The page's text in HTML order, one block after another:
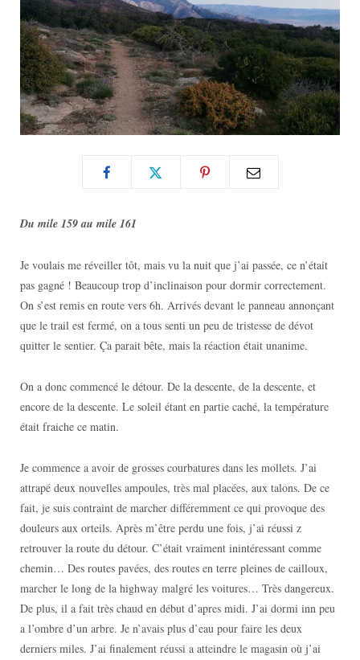
Du mile 159 au mile 161
Je voulais me réveiller tôt, mais vu la nuit que j’ai passée, ce n’était
pas gagné ! Beaucoup trop d’inclinaison pour dormir correctement.
On s’est remis en route vers 6h. Arrivés devant le panneau annonçant
que le trail est fermé, on a tous senti un peu de tristesse de dévot
quitter le sentier. Ça parait bête, mais la réaction était unanime.
On a donc commencé le détour. De la descente, de la descente, et
encore de la descente. Le soleil étant en partie caché, la température
était fraiche ce matin.
Je commence a avoir de grosses courbatures dans les mollets. J’ai
attrapé deux nouvelles ampoules, très mal placées, aux talons. De ce
fait, je suis contraint de marcher différemment ce qui provoque des
douleurs aux orteils. Après m’être perdu une fois, j’ai réussi z
retrouver la route du détour. C’était vraiment inintéressant comme
chemin… Des routes pavées, des routes en terre pleines de cailloux,
marcher le long de la highway malgré les voitures… Très dangereux.
De plus, il a fait très chaud en début d’apres midi. J’ai dormi inn peu
a l’ombre d’un arbre. Je n’avais plus d’eau pour faire les deux
derniers miles. J’ai finalement réussi a atteindre le magasin où j’ai